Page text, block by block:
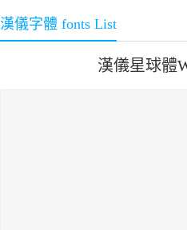
漢儀字體 fonts List
漢儀星球體